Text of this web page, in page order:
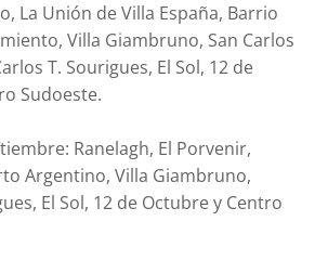
La Unión de Villa España, Barrio
Villa Giambruno, San Carlos
T. Sourigues, El Sol, 12 de
Sudoeste.
Ranelagh, El Porvenir,
Argentino, Villa Giambruno,
El Sol, 12 de Octubre y Centro